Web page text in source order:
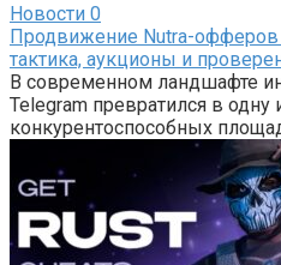
Новости 0
Продвижение Nutra-офферов
тактика, аукционы и
В современном ландшафте
Telegram превратился в одну
конкурентоспособных